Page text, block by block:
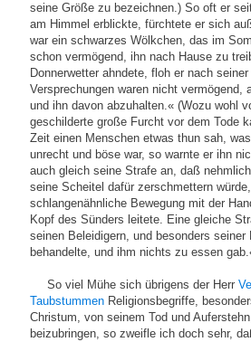
seine Größe zu bezeichnen.) So oft er
am Himmel erblickte, fürchtete er sich
war ein schwarzes Wölkchen, das im
schon vermögend, ihn nach Hause zu
Donnerwetter ahndete, floh er nach
Versprechungen waren nicht vermögend,
und ihn davon abzuhalten.« (Wozu wohl
geschilderte große Furcht vor dem Tode
Zeit einen Menschen etwas thun sah,
unrecht und böse war, so warnte er ihn
auch gleich seine Strafe an, daß
seine Scheitel dafür zerschmettern
schlangenähnliche Bewegung mit der
Kopf des Sünders leitete. Eine gleiche
seinen Beleidigern, und besonders
behandelte, und ihm nichts zu essen
So viel Mühe sich übrigens der Herr
Taubstummen Religionsbegriffe,
Christum, von seinem Tod und
beizubringen, so zweifle ich doch sehr,